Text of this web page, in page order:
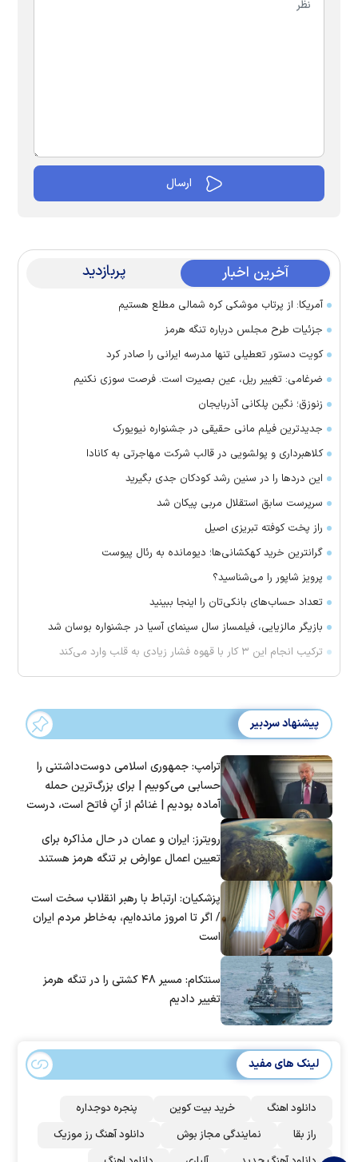
آخرین اخبار پربازدید
آمریکا: از پرتاب موشکی کره شمالی مطلع هستیم
جزئیات طرح مجلس درباره تنگه هرمز
کویت دستور تعطیلی تنها مدرسه ایرانی را صادر کرد
ضرغامی: تغییر ریل، عین بصیرت است. فرصت سوزی نکنیم
زنوزق؛ نگین پلکانی آذربایجان
جدیدترین فیلم مانی حقیقی در جشنواره نیویورک
کلاهبرداری و پولشویی در قالب شرکت مهاجرتی به کانادا
این درد‌ها را در سنین رشد کودکان جدی بگیرید
سرپرست سابق استقلال مربی پیکان شد
راز پخت کوفته تبریزی اصیل
گرانترین خرید کهکشانی‌ها؛ دیومانده به رئال پیوست
پرویز شاپور را می‌شناسید؟
تعداد حساب‌های بانکی‌تان را اینجا ببینید
بازیگر مالزیایی، فیلمساز سال سینمای آسیا در جشنواره بوسان شد
ترکیب انجام این ۳ کار با قهوه فشار زیادی به قلب وارد می‌کند
پیشنهاد سردبیر
ترامپ: جمهوری اسلامی دوست‌داشتنی را
حسابی می‌کوبیم | برای بزرگ‌ترین حمله
آماده بودیم | غنائم از آنِ فاتح است، درست
رویترز: ایران و عمان در حال مذاکره برای
تعیین اعمال عوارض بر تنگه هرمز هستند
پزشکیان: ارتباط با رهبر انقلاب سخت است
/ اگر تا امروز مانده‌ایم، به‌خاطر مردم ایران
است
سنتکام: مسیر ۴۸ کشتی را در تنگه هرمز
تغییر دادیم
لینک های مفید
دانلود اهنگ خرید بیت کوین
پنجره دوجداره
راز بقا
نمایندگی مجاز بوش
دانلود آهنگ رز‌ موزیک